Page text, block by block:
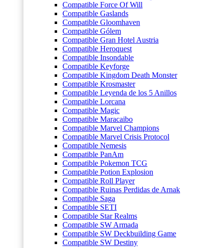
Compatible Force Of Will
Compatible Gaslands
Compatible Gloomhaven
Compatible Gólem
Compatible Gran Hotel Austria
Compatible Heroquest
Compatible Insondable
Compatible Keyforge
Compatible Kingdom Death Monster
Compatible Krosmaster
Compatible Leyenda de los 5 Anillos
Compatible Lorcana
Compatible Magic
Compatible Maracaibo
Compatible Marvel Champions
Compatible Marvel Crisis Protocol
Compatible Nemesis
Compatible PanAm
Compatible Pokemon TCG
Compatible Potion Explosion
Compatible Roll Player
Compatible Ruinas Perdidas de Arnak
Compatible Saga
Compatible SETI
Compatible Star Realms
Compatible SW Armada
Compatible SW Deckbuilding Game
Compatible SW Destiny